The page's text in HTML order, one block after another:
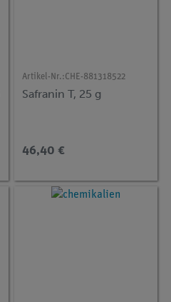
Artikel-Nr.:CHE-881318522
Safranin T, 25 g
46,40 €